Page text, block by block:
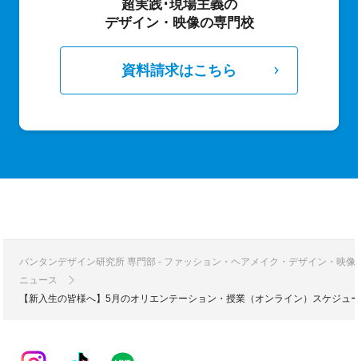
超実践･現場主義の
デザイン・映像の専門校
資料請求はこちら
バンタンデザイン研究所 専門部 - ファッション・ヘアメイク・デザイン・映
ニュース
【新入生の皆様へ】5月のオリエンテーション・授業（オンライン）スケジュ